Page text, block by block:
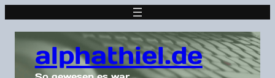
alphathiel.de